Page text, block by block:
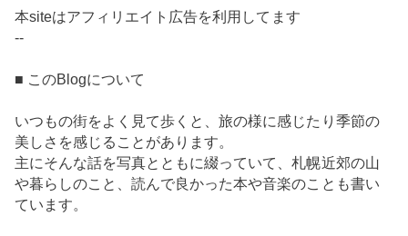
本siteはアフィリエイト広告を利用してます
--
■ このBlogについて
いつもの街をよく見て歩くと、旅の様に感じたり季節の
美しさを感じることがあります。
主にそんな話を写真とともに綴っていて、札幌近郊の山
や暮らしのこと、読んで良かった本や音楽のことも書い
ています。